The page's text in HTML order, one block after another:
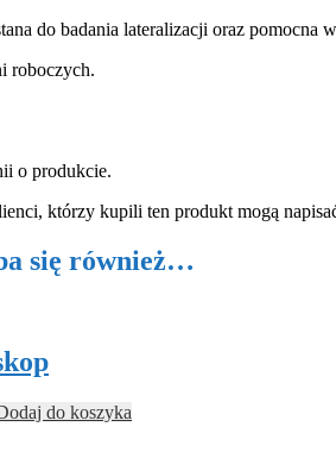
do badania lateralizacji oraz
roboczych.
o produkcie.
którzy kupili ten produkt mogą
się również…
do koszyka